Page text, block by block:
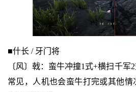
■什长 / 牙门将
〔风〕戟：蛮牛冲撞1式+横扫千
常见，人机也会蛮牛打完或其他